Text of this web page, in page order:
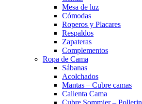
Mesa de luz
Cómodas
Roperos y Placares
Respaldos
Zapateras
Complementos
Ropa de Cama
Sábanas
Acolchados
Mantas – Cubre camas
Calienta Cama
Cubre Sommier – Pollerin